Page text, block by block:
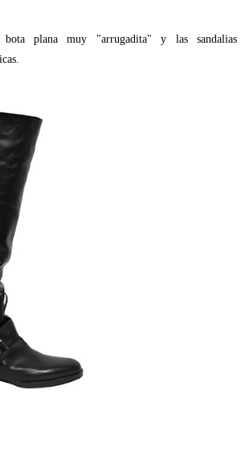
plana muy "arrugadita" y las sandalias